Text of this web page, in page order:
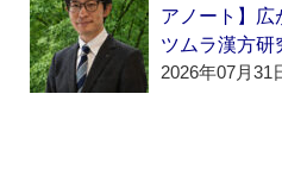
アノート】
ツムラ漢方
2026年07月31